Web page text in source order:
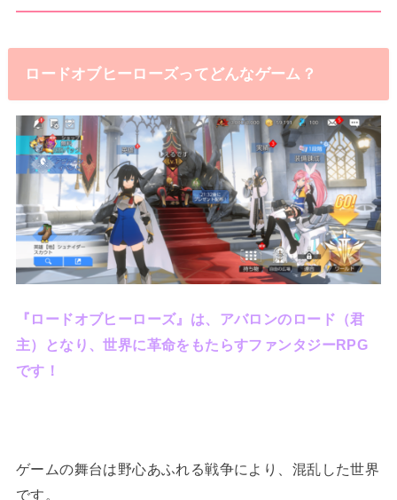
ロードオブヒーローズってどんなゲーム？
『ロードオブヒーローズ』は、アバロンのロード（君
主）となり、世界に革命をもたらすファンタジーRPG
です！
ゲームの舞台は野心あふれる戦争により、混乱した世界
です。